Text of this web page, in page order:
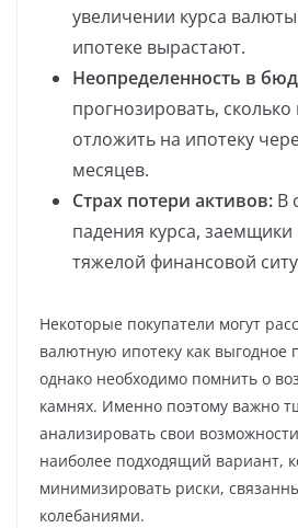
увеличении курса
ипотеке вырастают.
Неопределенность в
прогнозировать,
отложить на ипотеку
месяцев.
Страх потери активов: В
падения курса, заемщики
тяжелой финансовой
Некоторые покупатели могут
валютную ипотеку как выгодное
однако необходимо помнить о
камнях. Именно поэтому важно
анализировать свои
наиболее подходящий вариант,
минимизировать риски,
колебаниями.